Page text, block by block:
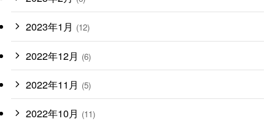
2023年1月 (12)
2022年12月 (6)
2022年11月 (5)
2022年10月 (11)